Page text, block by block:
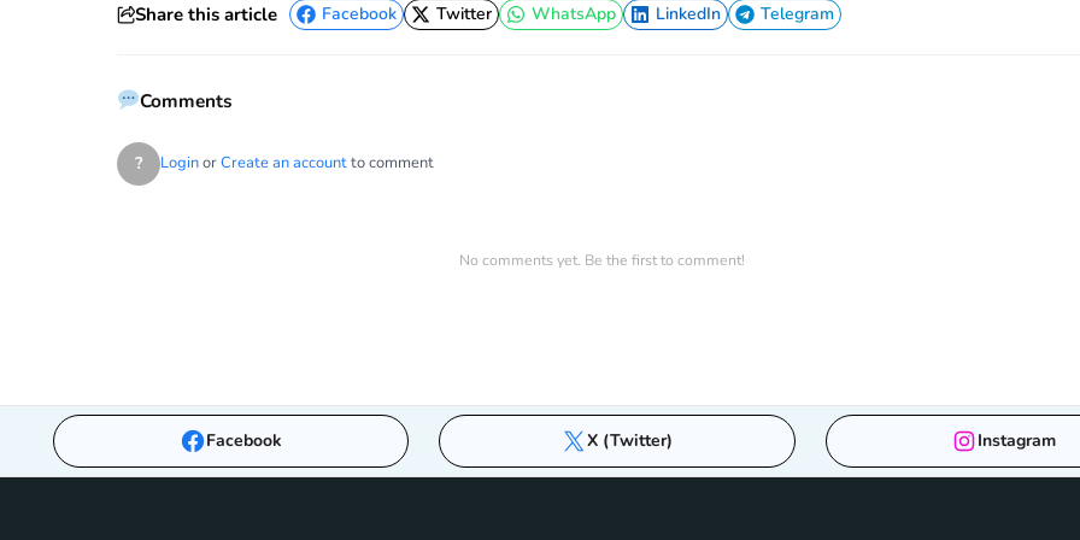
Share this article
Facebook
Facebook
Twitter
Twitter
WhatsApp
WhatsApp
LinkedIn
LinkedIn
Telegram
Telegram
Comments
? LoginorCreate an accountto comment
No comments yet. Be the first to comment!
Facebook X (Twitter) Instagram